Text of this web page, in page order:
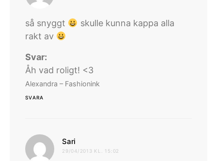
så snyggt
skulle kunna kappa alla
rakt av
Svar:
Åh vad roligt! <3
Alexandra – Fashionink
SVARA
Sari
29/04/2013 KL. 15:02